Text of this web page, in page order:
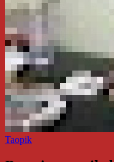
Taopik